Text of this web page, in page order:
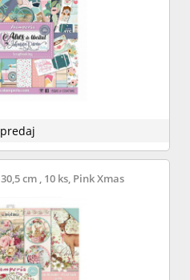
cm , 10 ks, Pink Xmas